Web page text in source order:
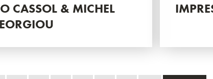
CASSOL & MICHEL